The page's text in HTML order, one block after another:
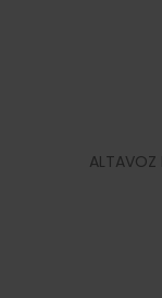
ALTAVOZ